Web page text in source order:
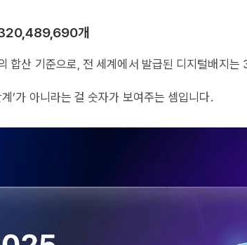
320,489,690개
합산 기준으로, 전 세계에서 발급된 디지털배지
’가 아니라는 걸 숫자가 보여주는 셈입니다.